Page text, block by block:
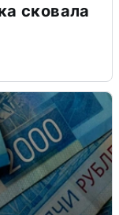
сковала